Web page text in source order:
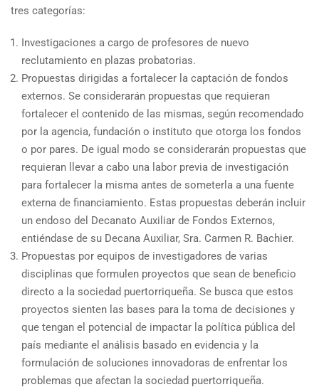
tres categorías:
Investigaciones a cargo de profesores de nuevo
reclutamiento en plazas probatorias.
Propuestas dirigidas a fortalecer la captación de fondos
externos. Se considerarán propuestas que requieran
fortalecer el contenido de las mismas, según recomendado
por la agencia, fundación o instituto que otorga los fondos
o por pares. De igual modo se considerarán propuestas que
requieran llevar a cabo una labor previa de investigación
para fortalecer la misma antes de someterla a una fuente
externa de financiamiento. Estas propuestas deberán incluir
un endoso del Decanato Auxiliar de Fondos Externos,
entiéndase de su Decana Auxiliar, Sra. Carmen R. Bachier.
Propuestas por equipos de investigadores de varias
disciplinas que formulen proyectos que sean de beneficio
directo a la sociedad puertorriqueña. Se busca que estos
proyectos sienten las bases para la toma de decisiones y
que tengan el potencial de impactar la política pública del
país mediante el análisis basado en evidencia y la
formulación de soluciones innovadoras de enfrentar los
problemas que afectan la sociedad puertorriqueña.